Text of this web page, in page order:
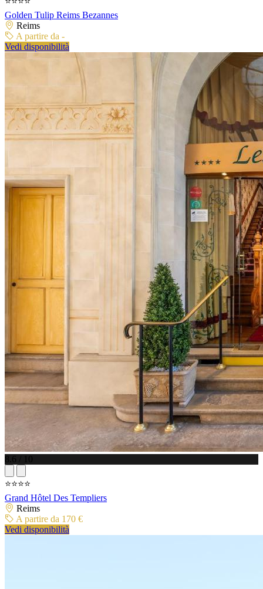
Golden Tulip Reims Bezannes
Reims
A partire da -
Vedi disponibilità
8.6 / 10
⭐⭐⭐⭐
Grand Hôtel Des Templiers
Reims
A partire da 170 €
Vedi disponibilità